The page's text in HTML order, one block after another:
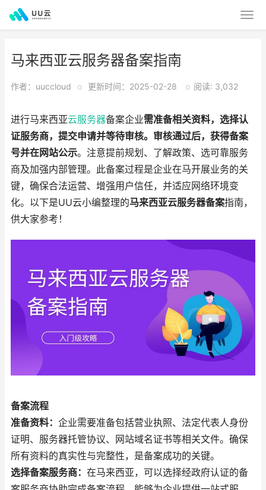
马来西亚云服务器备案指南
作者：uuccloud o 更新时间：2025-02-28 o 阅读: 3,032
进行马来西亚云服务器备案企业需准备相关资料，选择认
证服务商，提交申请并等待审核。审核通过后，获得备案
号并在网站公示。注意提前规划、了解政策、选可靠服务
商及加强内部管理。此备案过程是企业在马开展业务的关
键，确保合法运营、增强用户信任，并适应网络环境变
化。以下是UU云小编整理的马来西亚云服务器备案指南，
供大家参考！
备案流程
准备资料： 企业需要准备包括营业执照、法定代表人身份
证明、服务器托管协议、网站域名证书等相关文件。确保
所有资料的真实性与完整性，是备案成功的关键。
选择备案服务商： 在马来西亚，可以选择经政府认证的备